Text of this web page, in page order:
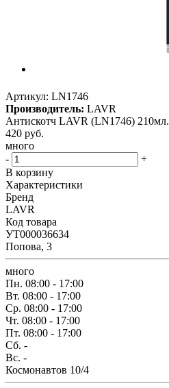
Артикул: LN1746
Производитель: LAVR
Антискотч LAVR (LN1746) 210мл.
420 руб.
много
-
+
В корзину
Характеристики
Бренд
LAVR
Код товара
УТ000036634
Попова, 3
много
Пн. 08:00 - 17:00
Вт. 08:00 - 17:00
Ср. 08:00 - 17:00
Чт. 08:00 - 17:00
Пт. 08:00 - 17:00
Сб. -
Вс. -
Космонавтов 10/4